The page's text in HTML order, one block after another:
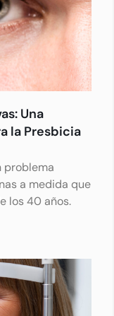
Una
la Presbicia
problema
a medida que
los 40 años.